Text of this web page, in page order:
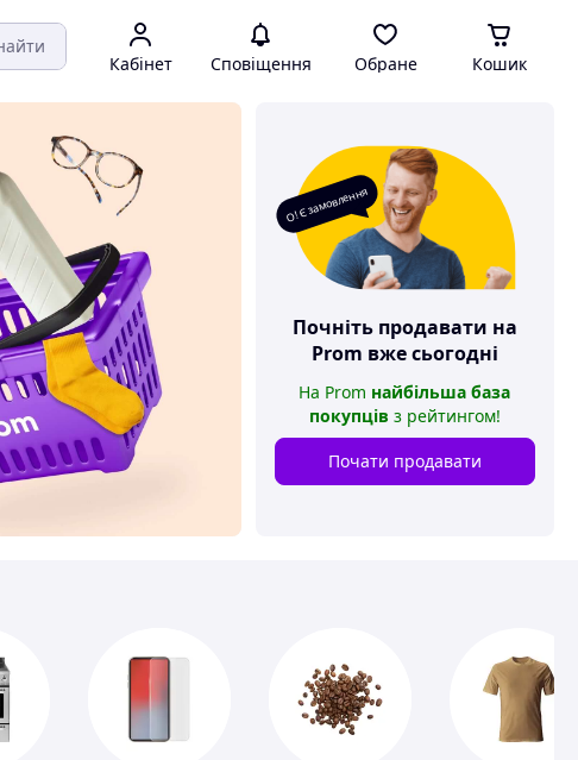
Кабінет Сповіщення Обране Кошик
О! Є замовлення
Почніть продавати на
Prom вже сьогодні
На Prom найбільша база
покупців з рейтингом!
Почати продавати